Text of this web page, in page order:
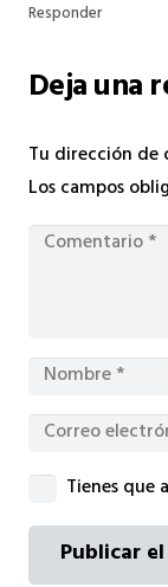
Responder
Deja una
Tu dirección de
Los campos
Tienes que
Publicar